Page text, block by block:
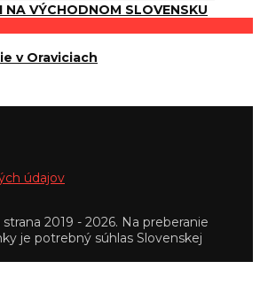
NA VÝCHODNOM SLOVENSKU
v Oraviciach
údajov
2019 - 2026. Na preberanie
je potrebný súhlas Slovenskej